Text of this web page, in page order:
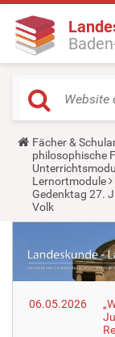
Y
o
u
a
r
e
h
e
:
Fächer &
philosophische
Lernortmodule
Gedenktag 27.
Volk
06.05.2026